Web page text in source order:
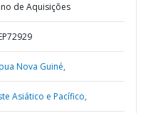
de Aquisições
Nova Guiné,
Asiático e Pacífico,